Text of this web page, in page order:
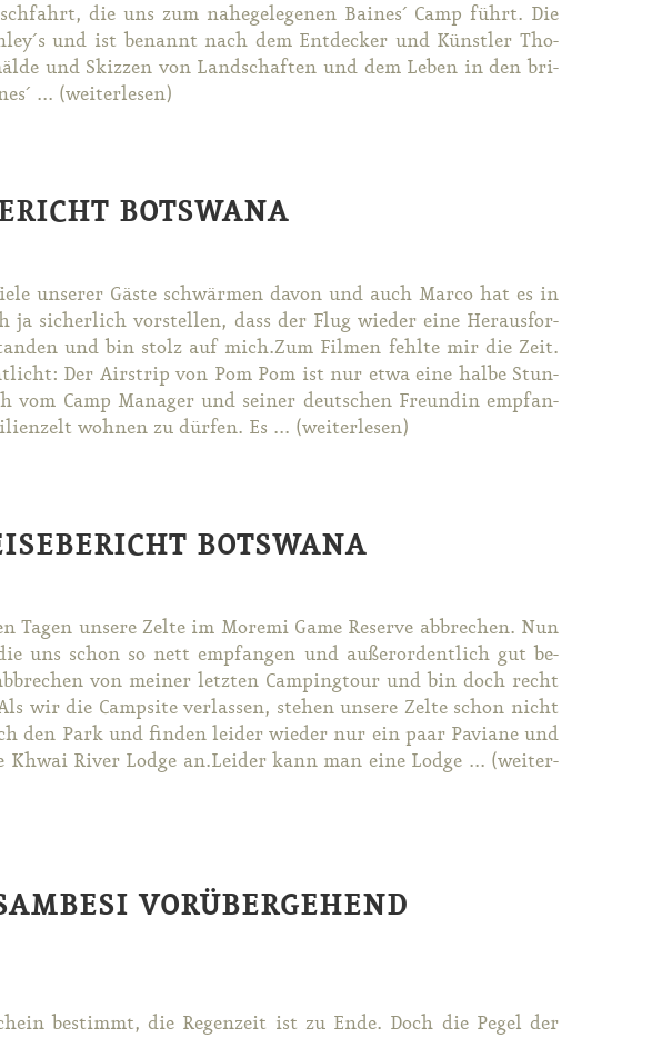
die uns zum na­he­ge­le­ge­nen Bai­nes´ Camp führt. Die
und ist be­nannt nach dem Ent­de­cker und Künst­ler Tho­
und Skiz­zen von Land­schaf­ten und dem Le­ben in den bri­
... (wei­ter­le­sen)
BOTSWANA
un­se­rer Gäs­te schwär­men da­von und auch Mar­co hat es in
ja si­cher­lich vor­stel­len, dass der Flug wie­der ei­ne Her­aus­for­
und bin stolz auf mich.Zum Fil­men fehl­te mir die Zeit.
Der Air­strip von Pom Pom ist nur et­wa ei­ne hal­be Stun­
vom Camp Ma­na­ger und sei­ner deut­schen Freun­din emp­fan­
woh­nen zu dür­fen. Es ... (wei­ter­le­sen)
BOTSWANA
un­se­re Zel­te im Mo­re­mi Game Re­ser­ve ab­bre­chen. Nun
uns schon so nett emp­fan­gen und au­ßer­or­dent­lich gut be­
von mei­ner letz­ten Cam­ping­tour und bin doch recht
wir die Camp­si­te ver­las­sen, ste­hen un­se­re Zel­te schon nicht
den Park und fin­den lei­der wie­der nur ein paar Pa­via­ne und
Khwai Ri­ver Lodge an.​Leider kann man ei­ne Lodge ... (wei­ter­
VORÜBERGEHEND
be­stimmt, die Re­gen­zeit ist zu En­de. Doch die Pe­gel der